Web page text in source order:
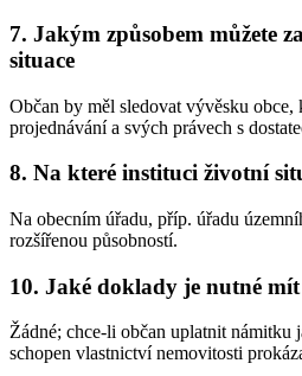
7. Jakým způsobem můžete
situace
Občan by měl sledovat vývěsku obce,
projednávání a svých právech s
8. Na které instituci životní
Na obecním úřadu, příp. úřadu
rozšířenou působností.
10. Jaké doklady je nutné mít
Žádné; chce-li občan uplatnit námitku
schopen vlastnictví nemovitosti